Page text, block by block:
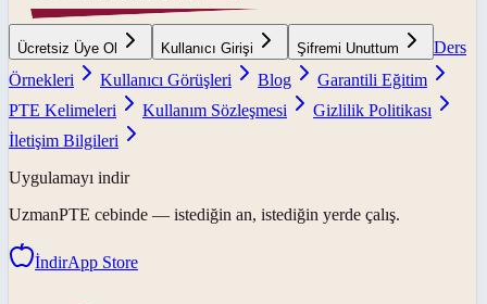
Ücretsiz Üye Ol Kullanıcı Girişi Şifremi Unuttum
Ders
Örnekleri
Kullanıcı Görüşleri Blog
Garantili Eğitim
PTE Kelimeleri
Kullanım Sözleşmesi
Gizlilik Politikası
İletişim Bilgileri
Uygulamayı indir
UzmanPTE cebinde — istediğin an, istediğin yerde çalış.
İndirApp Store